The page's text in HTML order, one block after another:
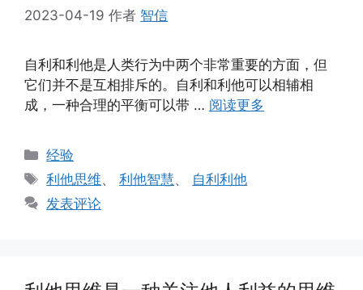
2023-04-19 作者 智信
自利和利他是人类行为中两个非常重要的方面，但
它们并不是互相排斥的。自利和利他可以相辅相
成，一种合理的平衡可以带 … 阅读更多
分
类
经验
标
签
利他思维、利他智慧、 自利利他
发表评论